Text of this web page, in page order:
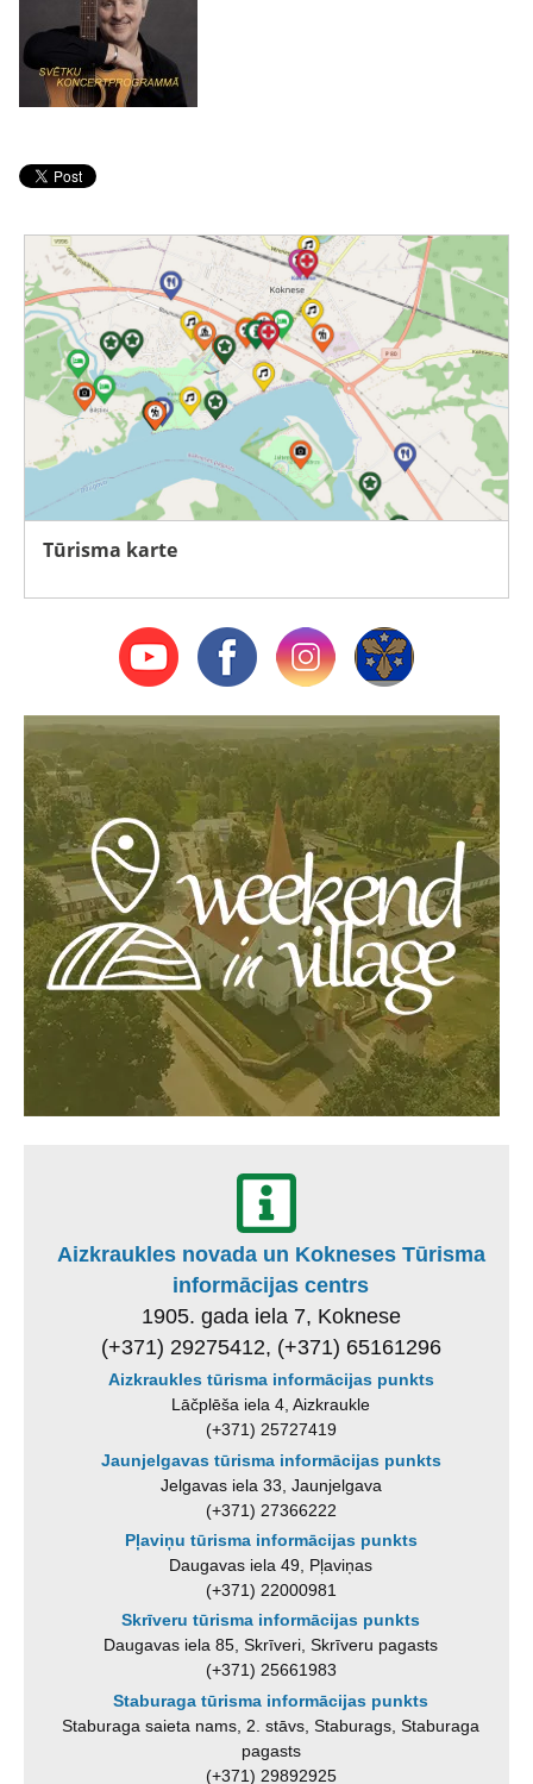
Tūrisma karte
Aizkraukles novada un Kokneses Tūrisma
informācijas centrs
1905. gada iela 7, Koknese
(+371) 29275412, (+371) 65161296
Aizkraukles tūrisma informācijas punkts
Lāčplēša iela 4, Aizkraukle
(+371) 25727419
Jaunjelgavas tūrisma informācijas punkts
Jelgavas iela 33, Jaunjelgava
(+371) 27366222
Pļaviņu tūrisma informācijas punkts
Daugavas iela 49, Pļaviņas
(+371) 22000981
Skrīveru tūrisma informācijas punkts
Daugavas iela 85, Skrīveri, Skrīveru pagasts
(+371) 25661983
Staburaga tūrisma informācijas punkts
Staburaga saieta nams, 2. stāvs, Staburags, Staburaga
pagasts
(+371) 29892925